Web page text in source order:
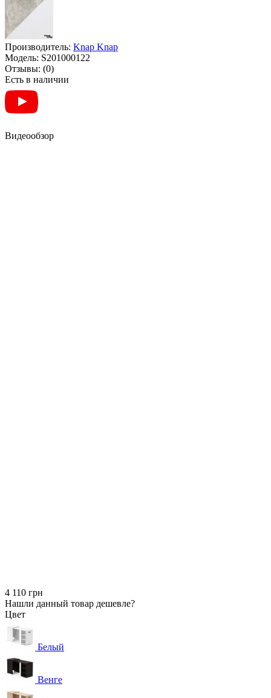
Производитель: Knap Knap
Модель: S201000122
Отзывы: (0)
Есть в наличии
Видеообзор
4 110 грн
Нашли данный товар дешевле?
Цвет
Белый
Венге